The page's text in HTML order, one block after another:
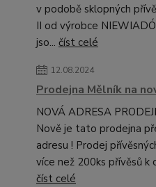
v podobě sklopných
II od výrobce
jso... číst celé
12.08.2024
Prodejna Mělník na
NOVÁ ADRESA
Nově je tato prodejna
adresu ! Prodej
více než 200ks přívěsů k
číst celé